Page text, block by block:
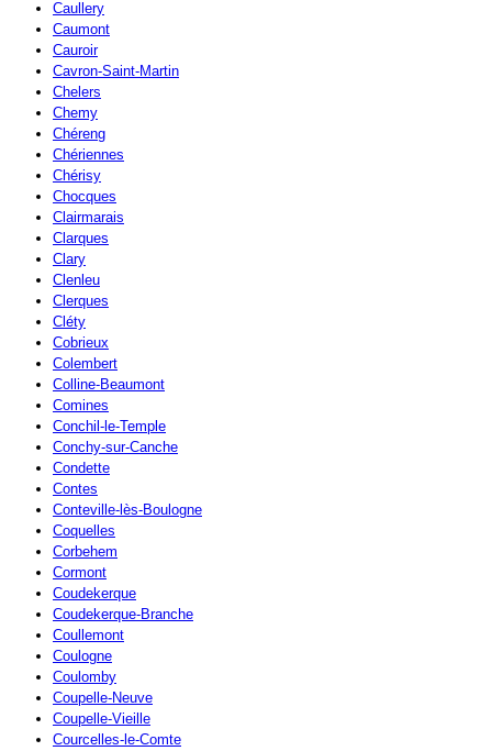
Caullery
Caumont
Cauroir
Cavron-Saint-Martin
Chelers
Chemy
Chéreng
Chériennes
Chérisy
Chocques
Clairmarais
Clarques
Clary
Clenleu
Clerques
Cléty
Cobrieux
Colembert
Colline-Beaumont
Comines
Conchil-le-Temple
Conchy-sur-Canche
Condette
Contes
Conteville-lès-Boulogne
Coquelles
Corbehem
Cormont
Coudekerque
Coudekerque-Branche
Coullemont
Coulogne
Coulomby
Coupelle-Neuve
Coupelle-Vieille
Courcelles-le-Comte